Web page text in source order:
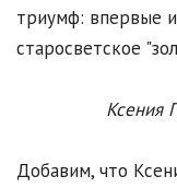
триумф: впервые
старосветское
Ксения
Добавим, что